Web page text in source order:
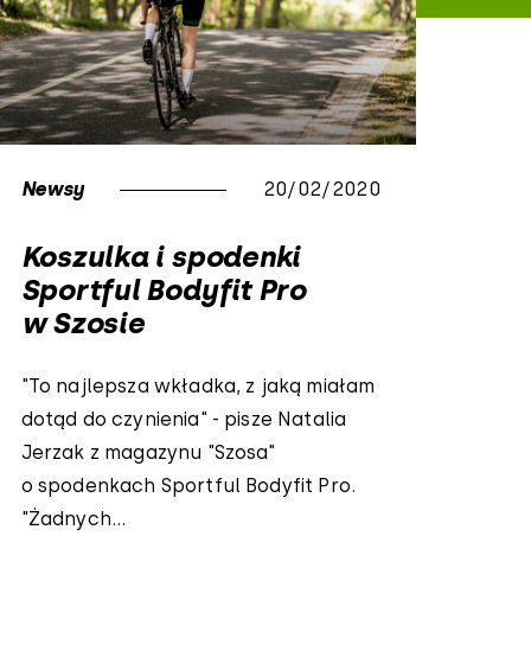
Newsy 20/02/2020
Koszulka i spodenki
Sportful Bodyfit Pro
w Szosie
"To najlepsza wkładka, z jaką miałam
dotąd do czynienia" - pisze Natalia
Jerzak z magazynu "Szosa"
o spodenkach Sportful Bodyfit Pro.
"Żadnych...